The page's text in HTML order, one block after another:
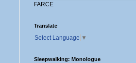
FARCE
Translate
Select Language ▼
Sleepwalking: Monologue